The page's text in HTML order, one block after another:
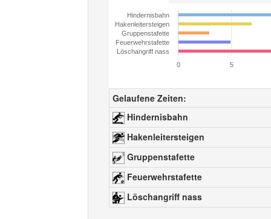
Hindernisbahn
Hakenleitersteigen
Gruppenstafette
Feuerwehrstafette
Löschangriff nass
0
5
Gelaufene Zeiten:
Hindernisbahn
Hakenleitersteigen
Gruppenstafette
Feuerwehrstafette
Löschangriff nass